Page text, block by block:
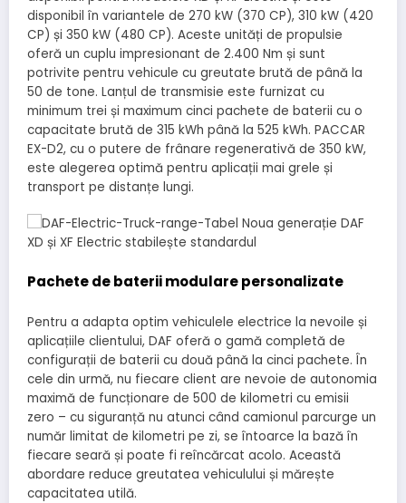
disponibil în variantele de 270 kW (370 CP), 310 kW (420
CP) și 350 kW (480 CP). Aceste unități de propulsie
oferă un cuplu impresionant de 2.400 Nm și sunt
potrivite pentru vehicule cu greutate brută de până la
50 de tone. Lanțul de transmisie este furnizat cu
minimum trei și maximum cinci pachete de baterii cu o
capacitate brută de 315 kWh până la 525 kWh. PACCAR
EX-D2, cu o putere de frânare regenerativă de 350 kW,
este alegerea optimă pentru aplicații mai grele și
transport pe distanțe lungi.
Pachete de baterii modulare personalizate
Pentru a adapta optim vehiculele electrice la nevoile și
aplicațiile clientului, DAF oferă o gamă completă de
configurații de baterii cu două până la cinci pachete. În
cele din urmă, nu fiecare client are nevoie de autonomia
maximă de funcționare de 500 de kilometri cu emisii
zero – cu siguranță nu atunci când camionul parcurge un
număr limitat de kilometri pe zi, se întoarce la bază în
fiecare seară și poate fi reîncărcat acolo. Această
abordare reduce greutatea vehiculului și mărește
capacitatea utilă.